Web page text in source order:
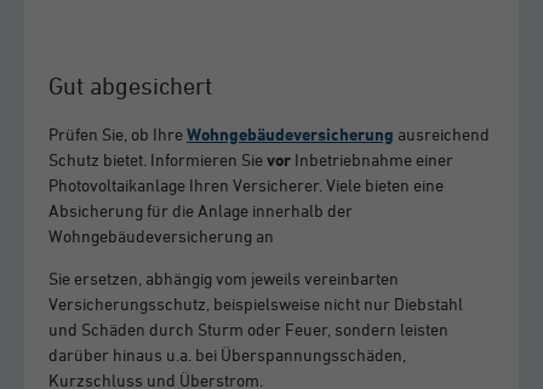
Gut abgesichert
Prüfen Sie, ob IhreWohngebäudeversicherung ausreichend
Schutz bietet. Informieren Sievor Inbetriebnahme einer
Photovoltaikanlage Ihren Versicherer. Viele bieten eine
Absicherung für die Anlage innerhalb der
Wohngebäudeversicherung an
Sie ersetzen, abhängig vom jeweils vereinbarten
Versicherungsschutz, beispielsweise nicht nur Diebstahl
und Schäden durch Sturm oder Feuer, sondern leisten
darüber hinaus u.a. bei Überspannungsschäden,
Kurzschluss und Überstrom.